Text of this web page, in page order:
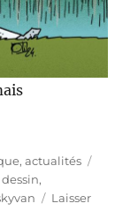
actualités
dessin,
Laisser